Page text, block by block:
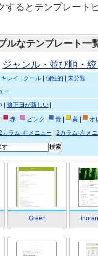
するとテンプレート
ルなテンプレート一
ジャンル・並び順・
キレイ クール| 個性的
未分類
ー
| 修正日が新しい|
赤| ピンク 青| 黄|
オ
カラム-右メニュー
2カラム-左メ
Green